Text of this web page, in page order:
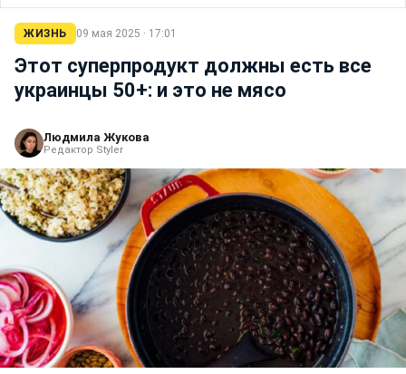
ЖИЗНЬ 09 мая 2025 · 17:01
Этот суперпродукт должны есть все
украинцы 50+: и это не мясо
Людмила Жукова
Редактор Styler